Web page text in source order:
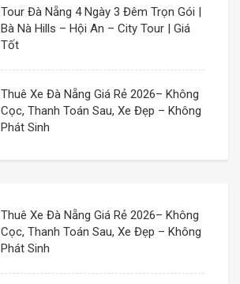
Tour Đà Nẵng 4 Ngày 3 Đêm Trọn Gói |
Bà Nà Hills – Hội An – City Tour | Giá
Tốt
Thuê Xe Đà Nẵng Giá Rẻ 2026– Không
Cọc, Thanh Toán Sau, Xe Đẹp – Không
Phát Sinh
Thuê Xe Đà Nẵng Giá Rẻ 2026– Không
Cọc, Thanh Toán Sau, Xe Đẹp – Không
Phát Sinh